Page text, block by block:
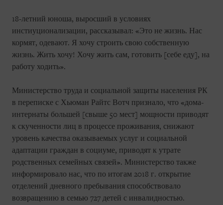
18-летний юноша, выросший в условиях
инстиуционализации, рассказывал: «Это не жизнь. Нас
кормят, одевают. Я хочу строить свою собственную
жизнь. Жить хочу! Хочу жить сам, готовить [себе еду], на
работу ходить».
Министерство труда и социальной защиты населения РК
в переписке с Хьюман Райтс Вотч признало, что «дома-
интернаты большей [свыше 50 мест] мощности приводят
к скученности лиц в процессе проживания, снижают
уровень качества оказываемых услуг и социальной
адаптации граждан в социуме, приводят к утрате
родственных семейных связей». Министерство также
информировало нас, что по итогам 2018 г. открытие
отделений дневного пребывания способствовало
возвращению в семью 727 детей с инвалидностью.